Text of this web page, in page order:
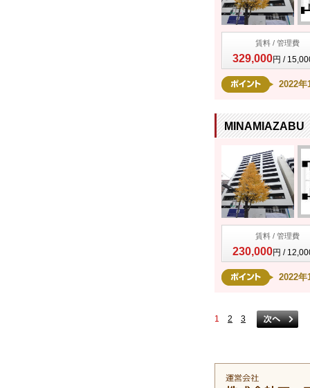
賃料 / 管理費
329,000円 /
2022
賃料 / 管理費
230,000円 /
2022
1 2 3